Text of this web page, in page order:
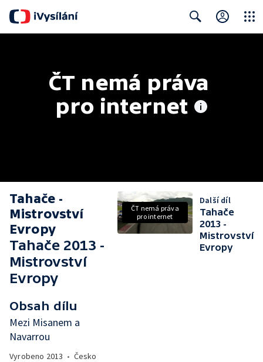
ČT nemá práva
pro internet
Tahače -
Mistrovství
Evropy
Tahače 2013 -
Mistrovství
Evropy
Obsah dílu
Mezi Misanem a
Navarrou
Vyrobeno 2013 • Česko
ČT nemá práva
pro internet
Další díl
Tahače
2013 -
Mistrovství
Evropy